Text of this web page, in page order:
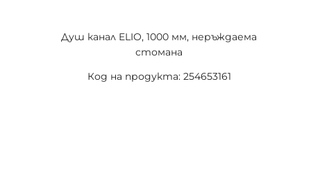
Душ канал ELIO, 1000 мм, неръждаема
стомана
Код на продукта: 254653161